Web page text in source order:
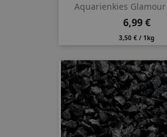
Aquarienkies Glamour
Preis
6,99 €
3,50 € / 1kg